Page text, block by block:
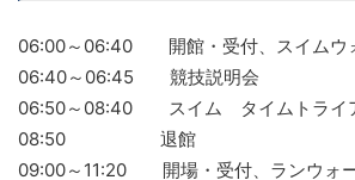
06:00～06:40 開館・受付、スイムウ
06:40～06:45 競技説明会
06:50～08:40 スイム タイムトライ
08:50 退館
09:00～11:20 開場・受付、ランウォ